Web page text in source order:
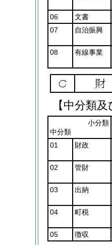
06
文書
07
自治振興
08 有線事業
【中分類
小分類
中分類
01
財政
02 管財
03 出納
04 町税
05 徴収